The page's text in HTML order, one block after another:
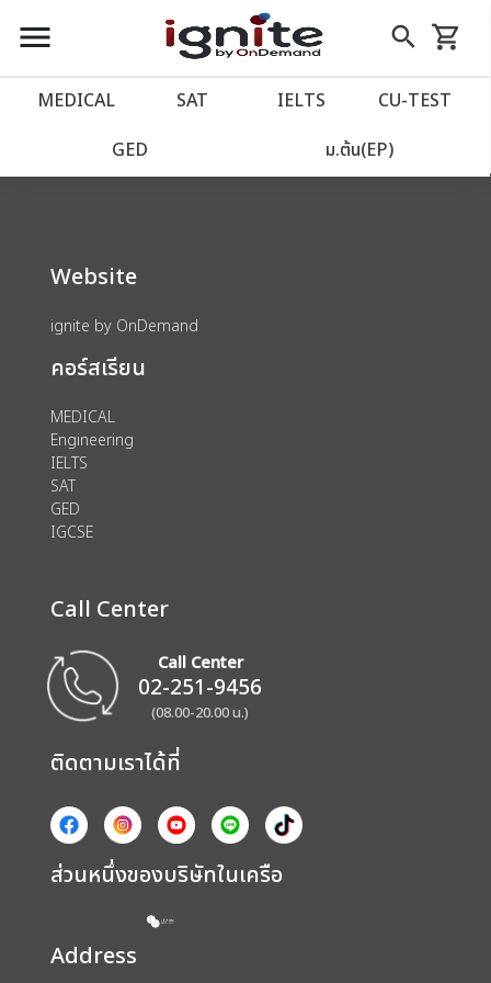
close
account_balance หน้าแรก
เว็บไซต์อิกไนท์
import_contacts วางแผนการเรียน
account_circle เข้าสู่ระบบ
assignment ลงทะเบียน
menu search
Skip
to
shopping_cart
รถเข็น
MEDICAL SAT IELTS CU‑TEST
GED ม.ต้น(EP)
We could not find anything for 80002040
Website
ignite by OnDemand
คอร์สเรียน
MEDICAL
Engineering
IELTS
SAT
GED
IGCSE
Call Center
Call Center
02-251-9456
(08.00-20.00 น.)
ติดตามเราได้ที่
ส่วนหนึ่งของบริษัทในเครือ
Address